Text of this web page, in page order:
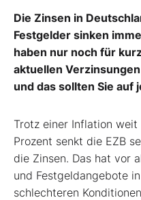
Die Zinsen in
Festgelder sinken
haben nur noch für
aktuellen
und das sollten Sie auf
Trotz einer Inflation
Prozent senkt die EZB
die Zinsen. Das hat vor
und Festgeldangebote
schlechteren